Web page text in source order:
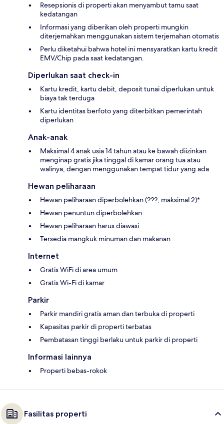
Resepsionis di properti akan menyambut tamu saat
kedatangan
Informasi yang diberikan oleh properti mungkin
diterjemahkan menggunakan sistem terjemahan otomatis
Perlu diketahui bahwa hotel ini mensyaratkan kartu kredit
EMV/Chip pada saat kedatangan.
Diperlukan saat check-in
Kartu kredit, kartu debit, deposit tunai diperlukan untuk
biaya tak terduga
Kartu identitas berfoto yang diterbitkan pemerintah
diperlukan
Anak-anak
Maksimal 4 anak usia 14 tahun atau ke bawah diizinkan
menginap gratis jika tinggal di kamar orang tua atau
walinya, dengan menggunakan tempat tidur yang ada
Hewan peliharaan
Hewan peliharaan diperbolehkan (???, maksimal 2)*
Hewan penuntun diperbolehkan
Hewan peliharaan harus diawasi
Tersedia mangkuk minuman dan makanan
Internet
Gratis WiFi di area umum
Gratis Wi-Fi di kamar
Parkir
Parkir mandiri gratis aman dan terbuka di properti
Kapasitas parkir di properti terbatas
Pembatasan tinggi berlaku untuk parkir di properti
Informasi lainnya
Properti bebas-rokok
Fasilitas properti